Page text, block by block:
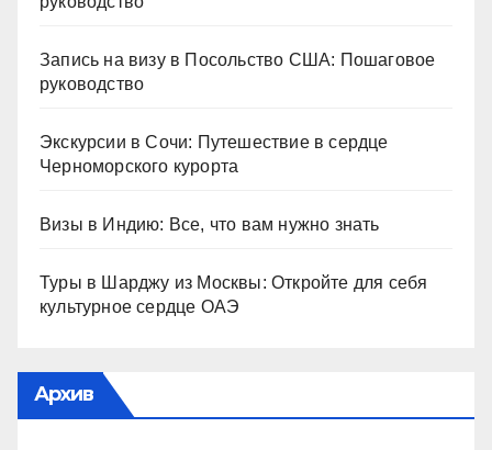
Запись на визу в Посольство США: Пошаговое
руководство
Экскурсии в Сочи: Путешествие в сердце
Черноморского курорта
Визы в Индию: Все, что вам нужно знать
Туры в Шарджу из Москвы: Откройте для себя
культурное сердце ОАЭ
Архив